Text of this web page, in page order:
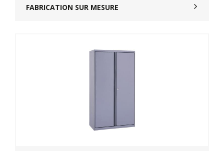
FABRICATION SUR MESURE